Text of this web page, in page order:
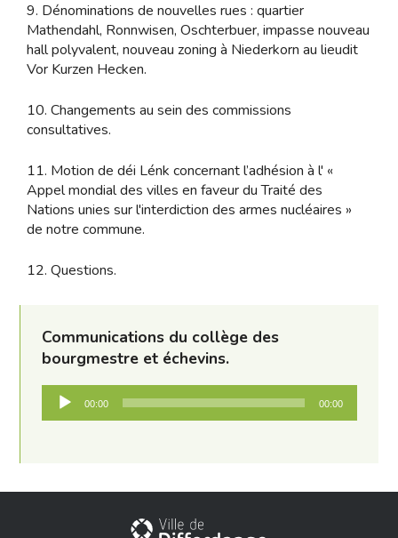
9. Dénominations de nouvelles rues : quartier
Mathendahl, Ronnwisen, Oschterbuer, impasse nouveau
hall polyvalent, nouveau zoning à Niederkorn au lieudit
Vor Kurzen Hecken.
10. Changements au sein des commissions
consultatives.
11. Motion de déi Lénk concernant l’adhésion à l' «
Appel mondial des villes en faveur du Traité des
Nations unies sur l'interdiction des armes nucléaires »
de notre commune.
12. Questions.
Communications du collège des
bourgmestre et échevins.
Audio
Player
00:00 00:00
City of Differdange